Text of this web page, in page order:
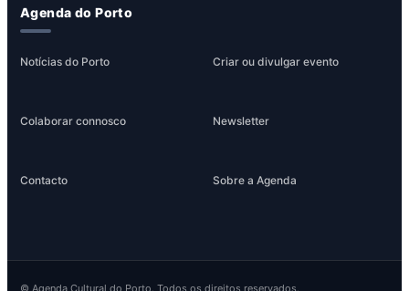
Agenda do Porto
Notícias do Porto Criar ou divulgar evento
Colaborar connosco Newsletter
Contacto Sobre a Agenda
© Agenda Cultural do Porto. Todos os direitos reservados.